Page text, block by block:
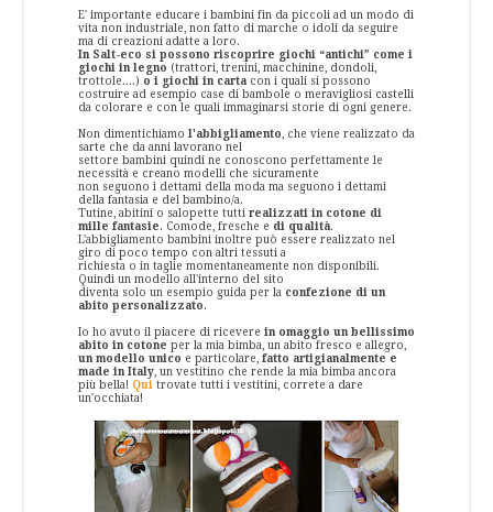
E' importante educare i bambini fin da piccoli ad un modo di
vita non industriale, non fatto di marche o idoli da seguire
ma di creazioni adatte a loro.
In Salt-eco si possono riscoprire giochi “antichi” come i
giochi in legno (trattori, trenini, macchinine, dondoli,
trottole....) o i giochi in carta con i quali si possono
costruire ad esempio case di bambole o meravigliosi castelli
da colorare e con le quali immaginarsi storie di ogni genere.
Non dimentichiamo l'abbigliamento, che viene realizzato da
sarte che da anni lavorano nel
settore bambini quindi ne conoscono perfettamente le
necessità e creano modelli che sicuramente
non seguono i dettami della moda ma seguono i dettami
della fantasia e del bambino/a.
Tutine, abitini o salopette tutti realizzati in cotone di
mille fantasie. Comode, fresche e di qualità.
L'abbigliamento bambini inoltre può essere realizzato nel
giro di poco tempo con altri tessuti a
richiesta o in taglie momentaneamente non disponibili.
Quindi un modello all'interno del sito
diventa solo un esempio guida per la confezione di un
abito personalizzato.
Io ho avuto il piacere di ricevere in omaggio un bellissimo
abito in cotone per la mia bimba, un abito fresco e allegro,
un modello unico e particolare, fatto artigianalmente e
made in Italy, un vestitino che rende la mia bimba ancora
più bella! Qui trovate tutti i vestitini, correte a dare
un'occhiata!